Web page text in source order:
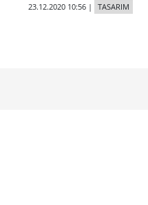
23.12.2020 10:56| TASARIM